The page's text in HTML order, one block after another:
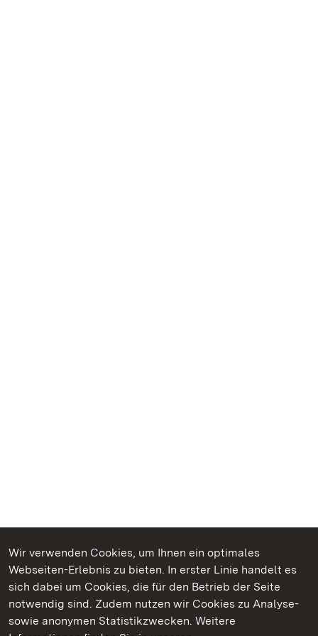
Wir verwenden Cookies, um Ihnen ein optimales
Webseiten-Erlebnis zu bieten. In erster Linie handelt es
sich dabei um Cookies, die für den Betrieb der Seite
notwendig sind. Zudem nutzen wir Cookies zu Analyse-
sowie anonymen Statistikzwecken. Weitere
Kommen. Staunen. Genießen.